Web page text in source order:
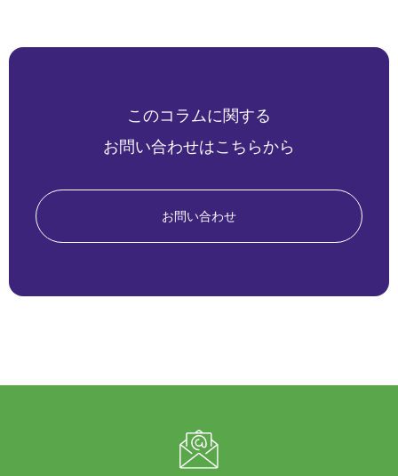
このコラムに関する
お問い合わせはこちらから
お問い合わせ